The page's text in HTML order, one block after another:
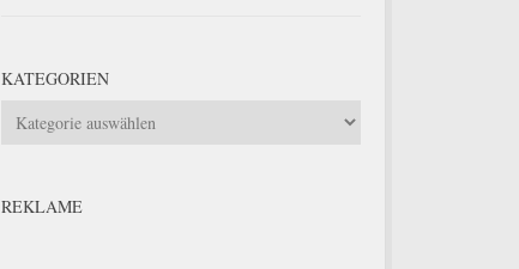
KATEGORIEN
Kategorien
REKLAME